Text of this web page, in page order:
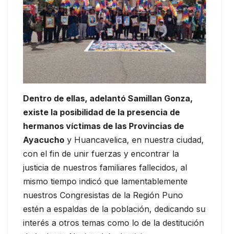
Dentro de ellas, adelantó Samillan Gonza,
existe la posibilidad de la presencia de
hermanos víctimas de las Provincias de
Ayacucho y Huancavelica, en nuestra ciudad,
con el fin de unir fuerzas y encontrar la
justicia de nuestros familiares fallecidos, al
mismo tiempo indicó que lamentablemente
nuestros Congresistas de la Región Puno
estén a espaldas de la población, dedicando su
interés a otros temas como lo de la destitución